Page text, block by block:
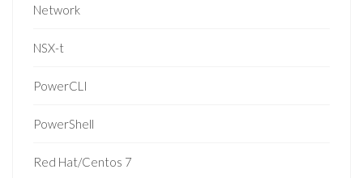
Network
NSX-t
PowerCLI
PowerShell
Red Hat/Centos 7